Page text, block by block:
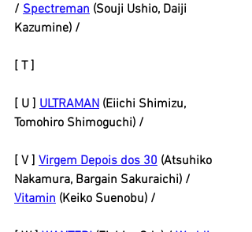
/ Spectreman (Souji Ushio, Daiji
Kazumine) /
[ T ]
[ U ] ULTRAMAN (Eiichi Shimizu,
Tomohiro Shimoguchi) /
[ V ] Virgem Depois dos 30 (Atsuhiko
Nakamura, Bargain Sakuraichi) /
Vitamin (Keiko Suenobu) /